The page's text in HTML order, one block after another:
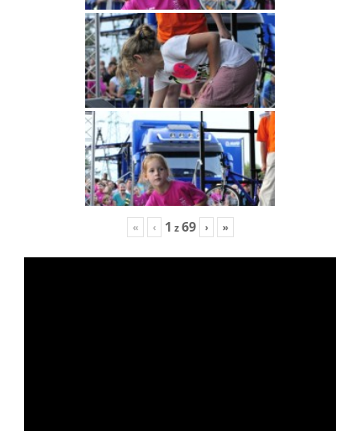
« ‹ 1 z69 › »